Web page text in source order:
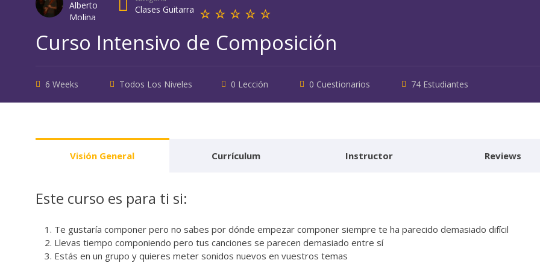
Alberto
Molina
Clases Guitarra
Curso Intensivo de Composición
6 Weeks Todos Los Niveles 0 Lección 0 Cuestionarios 74 Estudiantes
Visión General Currículum Instructor Reviews
Este curso es para ti si:
Te gustaría componer pero no sabes por dónde empezar componer siempre te ha parecido demasiado difícil
Llevas tiempo componiendo pero tus canciones se parecen demasiado entre sí
Estás en un grupo y quieres meter sonidos nuevos en vuestros temas